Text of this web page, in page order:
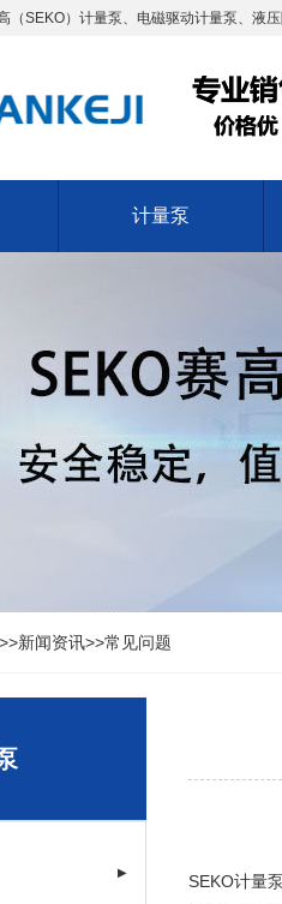
（SEKO）计量泵、电磁驱动计量泵、液
计量泵
>>新闻资讯>>常见问题
▶
SEKO计量